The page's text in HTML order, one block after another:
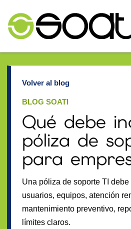
Volver al blog
BLOG SOATI
Qué debe
póliza de
para
Una póliza de soporte TI
usuarios, equipos, atención
mantenimiento preventivo,
límites claros.